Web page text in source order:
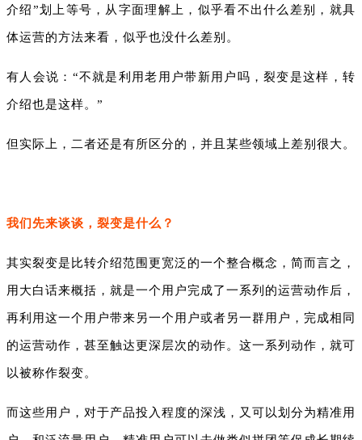
介绍”划上等号，从字面理解上，似乎看不出什么差别，就具
体运营的方法来看，似乎也没什么差别。
有人会说：“不就是利用老用户带新用户吗，裂变是这样，转
介绍也是这样。”
但实际上，二者还是有所区分的，并且某些领域上差别很大。
我们先来谈谈，裂变是什么？
其实裂变是比转介绍范围更宽泛的一个整合概念，简而言之，
用大白话来概括，就是一个用户完成了一系列的运营动作后，
再利用这一个用户带来另一个用户或者另一群用户，完成相同
的运营动作，甚至触达更深层次的动作。这一系列动作，就可
以被称作裂变。
而这些用户，对于产品投入程度的深浅，又可以划分为精准用